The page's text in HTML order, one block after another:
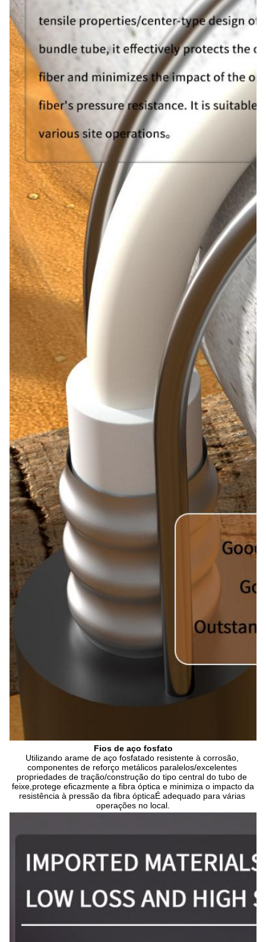
Fios de aço fosfato
Utilizando arame de aço fosfatado resistente à corrosão,
componentes de reforço metálicos paralelos/excelentes
propriedades de tração/construção do tipo central do tubo de
feixe,protege eficazmente a fibra óptica e minimiza o impacto da
resistência à pressão da fibra ópticaÉ adequado para várias
operações no local.